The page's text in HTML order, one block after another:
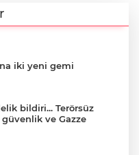
iki yeni gemi
bildiri... Terörsüz
ve Gazze